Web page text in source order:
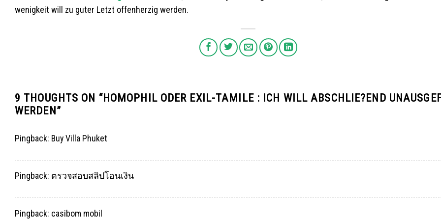
wenigkeit will zu guter Letzt offenherzig werden.
9 THOUGHTS ON “HOMOPHIL ODER EXIL-TAMILE : ICH WILL ABSCHLIE?END
WERDEN”
Pingback: Buy Villa Phuket
Pingback: ตรวจสอบสลิปโอนเงิน
Pingback: casibom mobil